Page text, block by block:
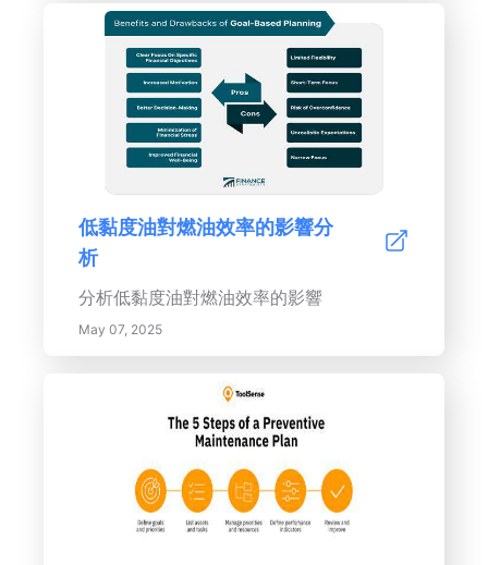
低黏度油對燃油效率的影響分
析
分析低黏度油對燃油效率的影響
May 07, 2025